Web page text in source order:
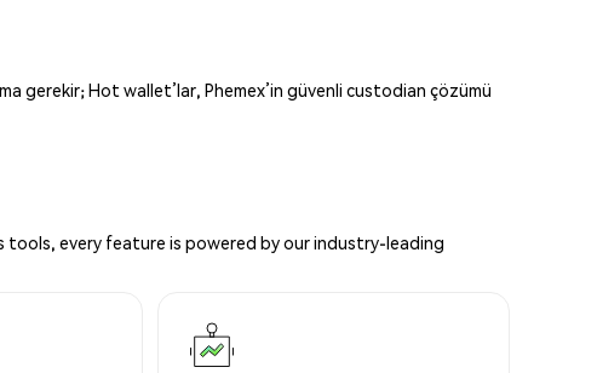
gerekir; Hot wallet’lar, Phemex’in güvenli custodian çözümü
every feature is powered by our industry-leading